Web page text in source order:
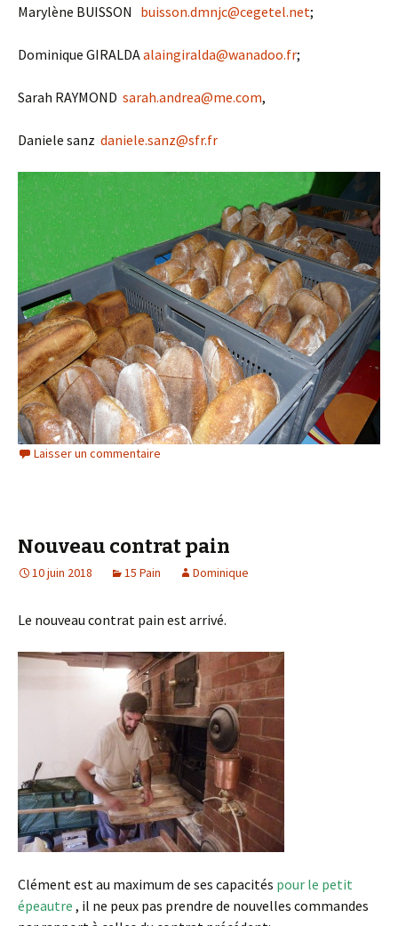
Marylène BUISSON buisson.dmnjc@cegetel.net;
Dominique GIRALDAalaingiralda@wanadoo.fr;
Sarah RAYMOND sarah.andrea@me.com,
Daniele sanz daniele.sanz@sfr.fr
Laisser un commentaire
Nouveau contrat pain
10 juin 2018 15 Pain Dominique
Le nouveau contrat pain est arrivé.
Clément est au maximum de ses capacités pour le petit
épeautre , il ne peux pas prendre de nouvelles commandes